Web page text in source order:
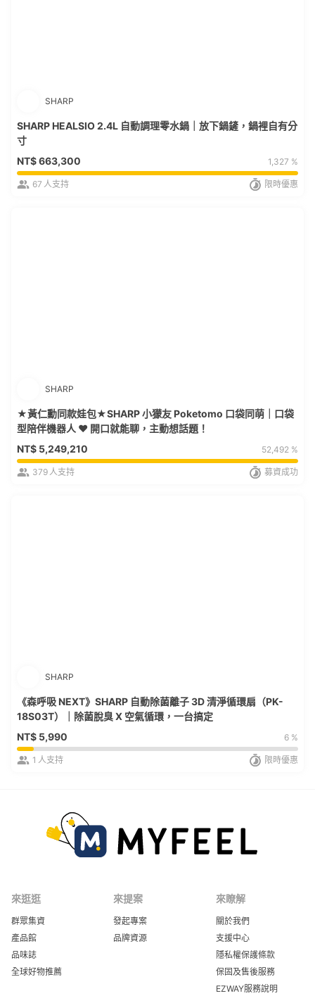
SHARP
SHARP HEALSIO 2.4L 自動調理零水鍋｜放下鍋鏟，鍋裡自有分
寸
NT$663,300 1,327 %
67 人支持 限時優惠
SHARP
★黃仁勳同款娃包★SHARP 小獴友 Poketomo 口袋同萌｜口袋
型陪伴機器人 ❤ 開口就能聊，主動想話題！
NT$ 5,249,210 52,492 %
379 人支持 募資成功
SHARP
《森呼吸 NEXT》SHARP 自動除菌離子 3D 清淨循環扇（PK-
18S03T）｜除菌脫臭 X 空氣循環，一台搞定
NT$ 5,990 6 %
1 人支持 限時優惠
來逛逛
群眾集資
產品館
品味誌
全球好物推薦
來提案
發起專案
品牌資源
來瞭解
關於我們
支援中心
隱私權保護條款
保固及售後服務
EZWAY服務說明